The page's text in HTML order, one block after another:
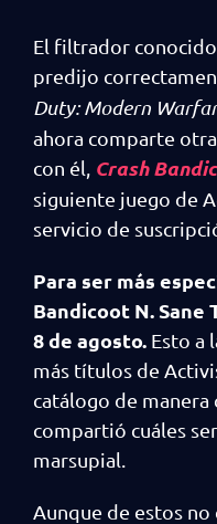
El filtrador
predijo
Duty: Modern
ahora comparte
con él, Crash
siguiente juego de
servicio de
Para ser más
Bandicoot N.
8 de agosto. Esto a
más títulos de
catálogo de manera
compartió cuáles
marsupial.
Aunque de estos